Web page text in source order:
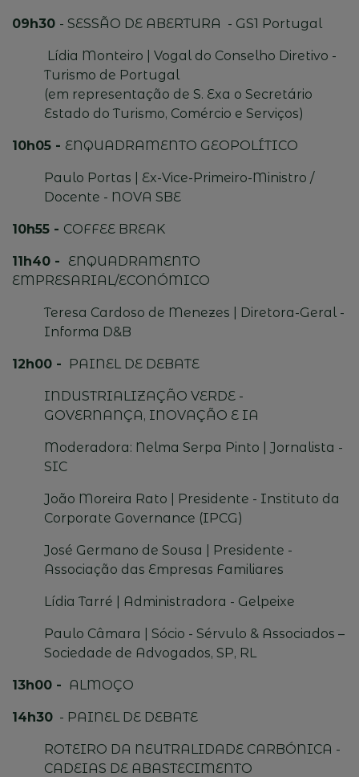
09h30 - SESSÃO DE ABERTURA - GS1 Portugal
​Lídia Monteiro | Vogal do Conselho Diretivo -
Turismo de Portugal
(em representação de S. Exa o Secretário
Estado do Turismo, Comércio e Serviços)
10h05 - ENQUADRAMENTO GEOPOLÍTICO
Paulo Portas | Ex-Vice-Primeiro-Ministro /
Docente - NOVA SBE
10h55 - COFFEE BREAK
11h40 - ENQUADRAMENTO
EMPRESARIAL/ECONÓMICO
Teresa Cardoso de Menezes | Diretora-Geral -
Informa D&B
12h00 - PAINEL DE DEBATE
INDUSTRIALIZAÇÃO VERDE -
GOVERNANÇA, INOVAÇÃO E IA
Moderadora: Nelma Serpa Pinto | Jornalista -
SIC
João Moreira Rato | Presidente - Instituto da
Corporate Governance (IPCG)
José Germano de Sousa | Presidente -
Associação das Empresas Familiares
Lídia Tarré | Administradora - Gelpeixe
Paulo Câmara | Sócio - Sérvulo & Associados –
Sociedade de Advogados, SP, RL
13h00 - ALMOÇO
14h30 - PAINEL DE DEBATE
ROTEIRO DA NEUTRALIDADE CARBÓNICA -
CADEIAS DE ABASTECIMENTO